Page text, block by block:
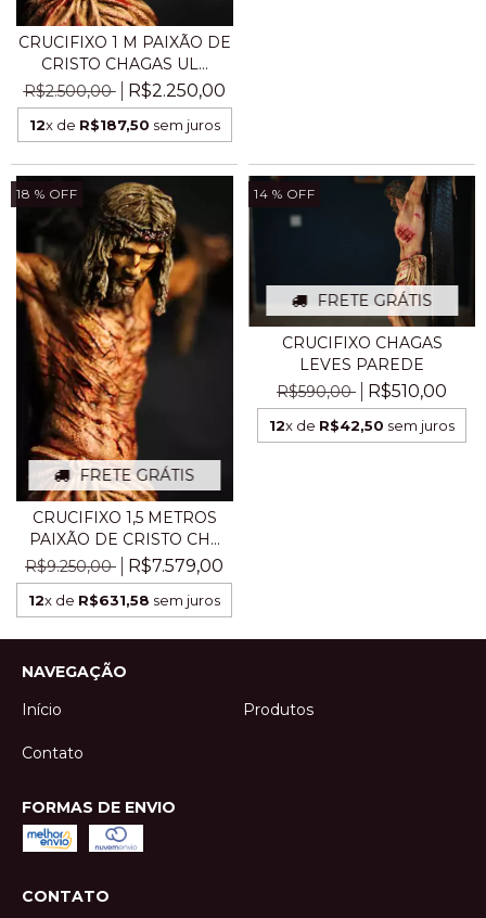
CRUCIFIXO 1 M PAIXÃO DE
CRISTO CHAGAS UL...
R$2.500,00
R$2.250,00
12x de R$187,50 sem juros
18 % OFF
FRETE GRÁTIS
CRUCIFIXO 1,5 METROS
PAIXÃO DE CRISTO CH...
R$9.250,00
R$7.579,00
12x de R$631,58 sem juros
14 % OFF
FRETE GRÁTIS
CRUCIFIXO CHAGAS
LEVES PAREDE
R$590,00
R$510,00
12x de R$42,50 sem juros
NAVEGAÇÃO
Início
Produtos
Contato
FORMAS DE ENVIO
CONTATO